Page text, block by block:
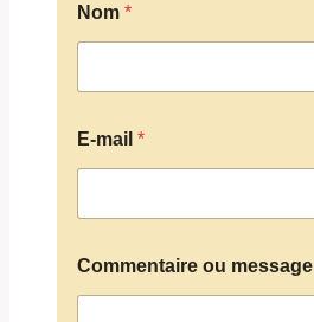
Nom *
-
m
o
u
N
E-mail *
Commentaire ou message